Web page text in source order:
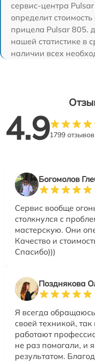
сервис-центра
определит
прицела Pulsar 805.
нашей статистике в
наличии всех
4.91799 отзывов
Богомолов
Сервис вообще
столкнулся с
мастерскую. Они
Качество и
Спасибо)))
Позднякова
Я всегда обращаюсь
своей техникой,
работают
не раз помогали, и
результатом.